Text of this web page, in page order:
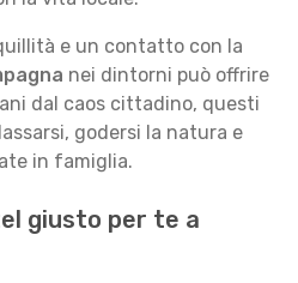
e un contatto con la
nei dintorni può offrire
dal caos cittadino, questi
godersi la natura e
in famiglia.
giusto per te a